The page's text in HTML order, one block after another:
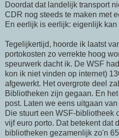
Doordat dat landelijk transport
CDR nog steeds te maken met
En eerlijk is eerlijk: eigenlijk
Tegelijkertijd, hoorde ik laatst
portokosten zo verrekte hoog
speurwerk dacht ik. De WSF
kon ik niet vinden op internet)
afgewerkt. Het overgrote deel
Bibliotheken zijn gegaan. En het
post. Laten we eens uitgaan
Die stuurt een WSF-bibliotheek
vijfeuro porto. Dat betekent dat
bibliotheken gezamenlijk zo'n